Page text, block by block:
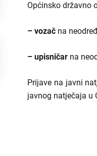
Općinsko državno
– vozač na
– upisničar na
Prijave na javni
javnog natječaja u